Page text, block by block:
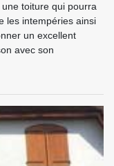
toiture qui pourra
les intempéries ainsi
un excellent
avec son